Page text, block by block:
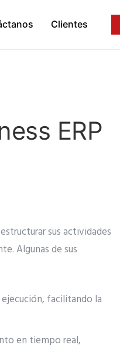
Clientes
ERP
sus actividades
Algunas de sus
facilitando la
en tiempo real,